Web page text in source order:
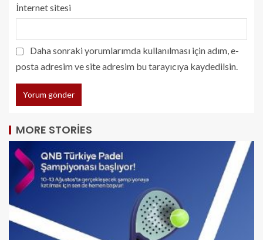
İnternet sitesi
Daha sonraki yorumlarımda kullanılması için adım, e-
posta adresim ve site adresim bu tarayıcıya kaydedilsin.
MORE STORIES